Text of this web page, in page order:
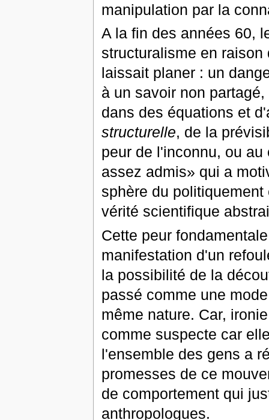
manipulation par la
A la fin des années 60,
structuralisme en
laissait planer : un
à un savoir non
dans des équations et
structurelle, de la
peur de l'inconnu, ou
assez admis» qui a
sphère du
vérité scientifique
Cette peur
manifestation d'un
la possibilité de la
passé comme une
même nature. Car,
comme suspecte car
l'ensemble des gens a
promesses de ce
de comportement qui
anthropologues.